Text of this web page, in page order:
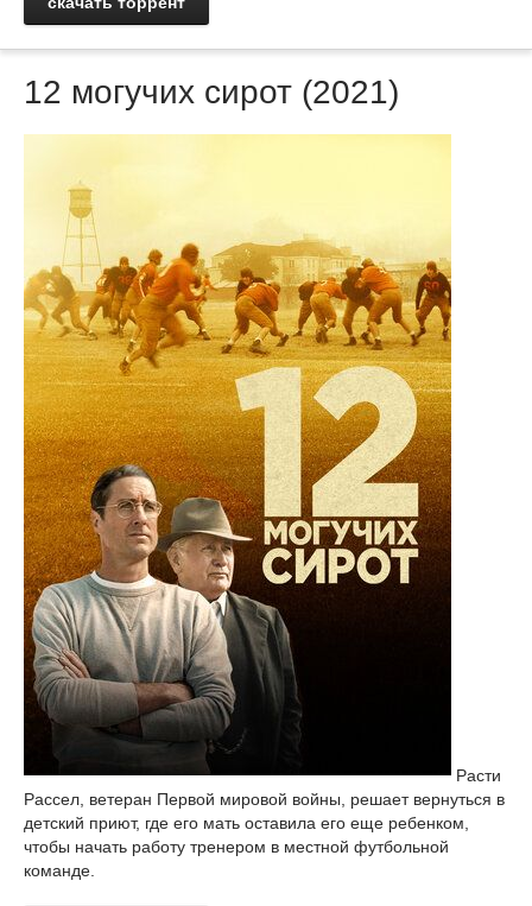
12 могучих сирот (2021)
Расти
Рассел, ветеран Первой мировой войны, решает вернуться в
детский приют, где его мать оставила его еще ребенком,
чтобы начать работу тренером в местной футбольной
команде.